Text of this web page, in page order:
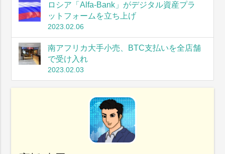
ロシア「Alfa-Bank」がデジタル資産プラ
ットフォームを立ち上げ
2023.02.06
南アフリカ大手小売、BTC支払いを全店舗
で受け入れ
2023.02.03